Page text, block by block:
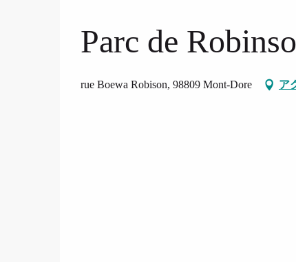
Parc de
rue Boewa Robison, 98809 Mont-Dore ア